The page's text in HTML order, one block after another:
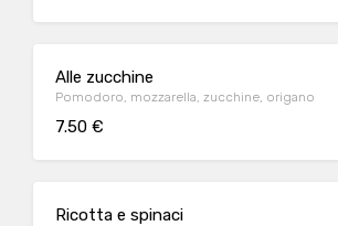
Alle zucchine
Pomodoro, mozzarella, zucchine, origano
7.50 €
Ricotta e spinaci